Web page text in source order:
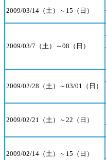
2009/03/14（土）～15（日）
2009/03/7（土）～08（日）
2009/02/28（土）～03/01（日）
2009/02/21（土）～22（日）
2009/02/14（土）～15（日）